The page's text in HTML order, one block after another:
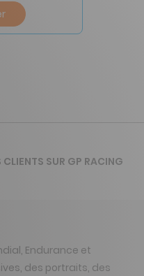
Endurance et
des portraits, des
SUR GP RACING